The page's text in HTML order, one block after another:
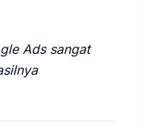
Ads sangat